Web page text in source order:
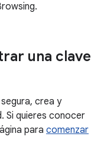
una clave
crea y
Si quieres conocer
para comenzar